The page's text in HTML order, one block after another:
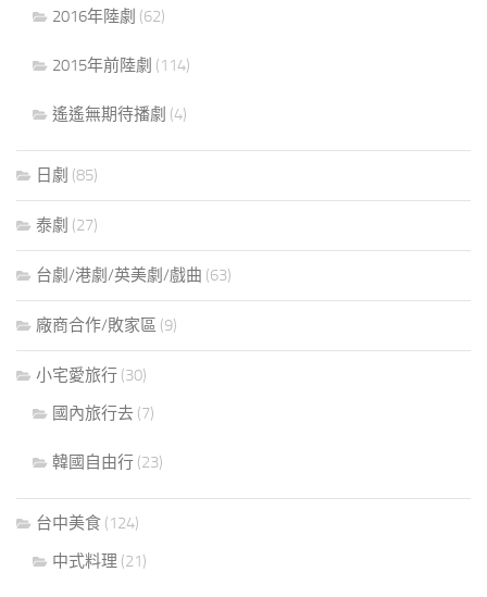
2016年陸劇 (62)
2015年前陸劇 (114)
遙遙無期待播劇 (4)
日劇 (85)
泰劇 (27)
台劇/港劇/英美劇/戲曲 (63)
廠商合作/敗家區 (9)
小宅愛旅行 (30)
國內旅行去 (7)
韓國自由行 (23)
台中美食 (124)
中式料理 (21)